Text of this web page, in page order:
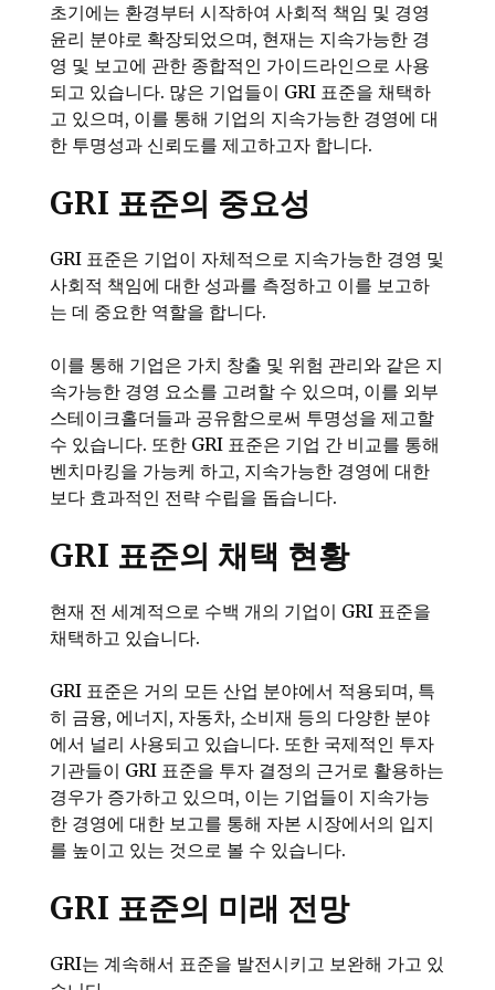
초기에는 환경부터 시작하여 사회적 책임 및 경영
윤리 분야로 확장되었으며, 현재는 지속가능한 경
영 및 보고에 관한 종합적인 가이드라인으로 사용
되고 있습니다. 많은 기업들이 GRI 표준을 채택하
고 있으며, 이를 통해 기업의 지속가능한 경영에 대
한 투명성과 신뢰도를 제고하고자 합니다.
GRI 표준의 중요성
GRI 표준은 기업이 자체적으로 지속가능한 경영 및
사회적 책임에 대한 성과를 측정하고 이를 보고하
는 데 중요한 역할을 합니다.
이를 통해 기업은 가치 창출 및 위험 관리와 같은 지
속가능한 경영 요소를 고려할 수 있으며, 이를 외부
스테이크홀더들과 공유함으로써 투명성을 제고할
수 있습니다. 또한 GRI 표준은 기업 간 비교를 통해
벤치마킹을 가능케 하고, 지속가능한 경영에 대한
보다 효과적인 전략 수립을 돕습니다.
GRI 표준의 채택 현황
현재 전 세계적으로 수백 개의 기업이 GRI 표준을
채택하고 있습니다.
GRI 표준은 거의 모든 산업 분야에서 적용되며, 특
히 금융, 에너지, 자동차, 소비재 등의 다양한 분야
에서 널리 사용되고 있습니다. 또한 국제적인 투자
기관들이 GRI 표준을 투자 결정의 근거로 활용하는
경우가 증가하고 있으며, 이는 기업들이 지속가능
한 경영에 대한 보고를 통해 자본 시장에서의 입지
를 높이고 있는 것으로 볼 수 있습니다.
GRI 표준의 미래 전망
GRI는 계속해서 표준을 발전시키고 보완해 가고 있